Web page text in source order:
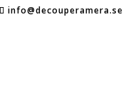
info@decouperamera.se